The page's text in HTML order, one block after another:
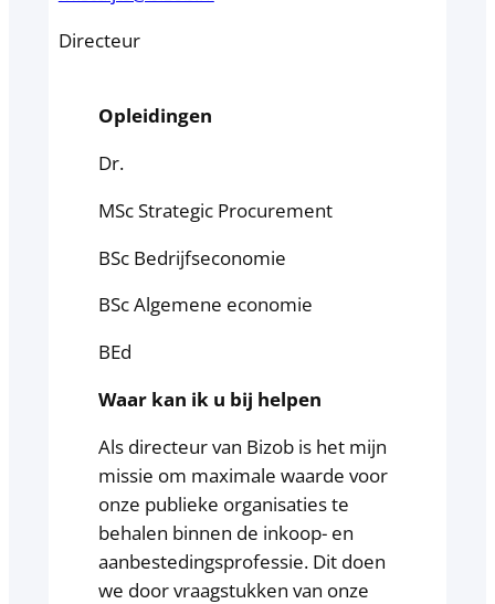
Directeur
Opleidingen
Dr.
MSc Strategic Procurement
BSc Bedrijfseconomie
BSc Algemene economie
BEd
Waar kan ik u bij helpen
Als directeur van Bizob is het mijn
missie om maximale waarde voor
onze publieke organisaties te
behalen binnen de inkoop- en
aanbestedingsprofessie. Dit doen
we door vraagstukken van onze